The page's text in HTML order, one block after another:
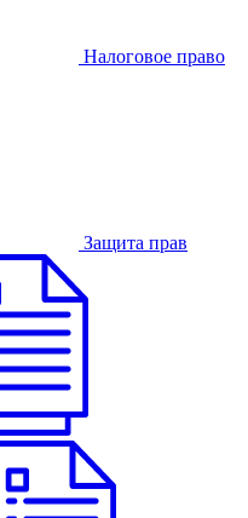
Налоговое право
Защита прав